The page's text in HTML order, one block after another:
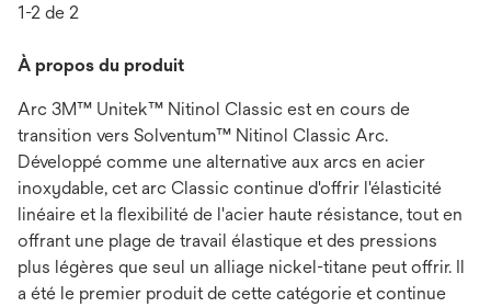
1-2 de 2
À propos du produit
Arc 3M™ Unitek™ Nitinol Classic est en cours de
transition vers Solventum™ Nitinol Classic Arc.
Développé comme une alternative aux arcs en acier
inoxydable, cet arc Classic continue d'offrir l'élasticité
linéaire et la flexibilité de l'acier haute résistance, tout en
offrant une plage de travail élastique et des pressions
plus légères que seul un alliage nickel-titane peut offrir. Il
a été le premier produit de cette catégorie et continue